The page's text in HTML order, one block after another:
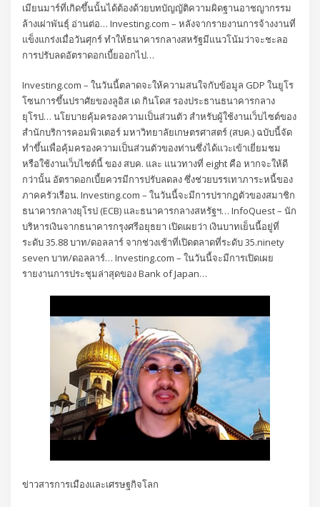
เมียนมาร์ที่เกิดขึ้นนั้นได้ต้องด้วยบทบัญญัติความผิดฐานอาชญากรรม
ล้างเผ่าพันธุ์ อ่านต่อ… Investing.com – หลังจากรายงานการจ้างงานที่
แข็งแกร่งเมื่อวันศุกร์ ทำให้ธนาคารกลางสหรัฐมีแนวโน้มว่าจะชะลอ
การปรับลดอัตราดอกเบี้ยออกไป…
Investing.com – ในวันนี้ตลาดจะให้ความสนใจกับข้อมูล GDP ในยูโร
โซนการขึ้นปราศัยของลูอิส เด กินโดส รองประธานธนาคารกลาง
ยุโรป… นโยบายคุ้มครองความเป็นส่วนตัว สำหรับผู้ใช้งานเว็บไซต์ของ
สำนักบริการคอมพิวเตอร์ มหาวิทยาลัยเกษตรศาสตร์ (สบค.) ฉบับนี้จัด
ทำขึ้นเพื่อคุ้มครองความเป็นส่วนตัวของท่านซึ่งได้แวะเข้าเยี่ยมชม
หรือใช้งานเว็บไซต์นี้ ของ สบค. และ แนวทางที่ eight คือ หากจะให้ดี
กว่านั้น อัตราดอกเบี้ยควรมีการปรับลดลง ซึ่งช่วยบรรเทาภาระหนี้ของ
ภาคครัวเรือน. Investing.com – ในวันนี้จะมีการปรากฏตัวของสมาชิก
ธนาคารกลางยุโรป (ECB) และธนาคารกลางสหรัฐฯ… InfoQuest – นัก
บริหารเงินจากธนาคารกรุงศรีอยุธยา เปิดเผยว่า เงินบาทเย็นนี้อยู่ที่
ระดับ 35.88 บาท/ดอลลาร์ จากช่วงเช้าที่เปิดตลาดที่ระดับ 35.ninety
seven บาท/ดอลลาร์… Investing.com – ในวันนี้จะมีการเปิดเผย
รายงานการประชุมล่าสุดของ Bank of Japan…
ข่าวสารการเมืองและเศรษฐกิจโลก